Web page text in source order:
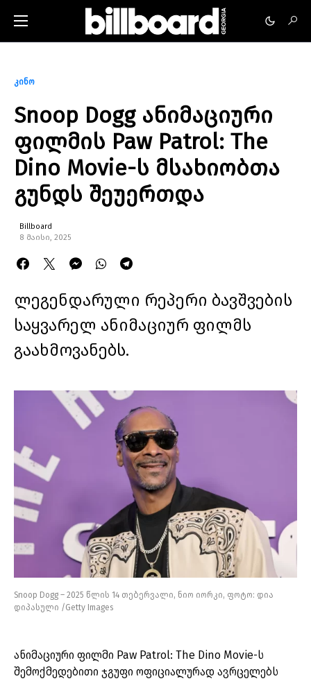
კინო
Snoop Dogg ანიმაციური
ფილმის Paw Patrol: The
Dino Movie-ს მსახიობთა
გუნდს შეუერთდა
Billboard
8 მაისი, 2025
ლეგენდარული რეპერი ბავშვების
საყვარელ ანიმაციურ ფილმს
გაახმოვანებს.
Snoop Dogg – 2025 წლის 14 თებერვალი, ნიო იორკი, ფოტო: დია
დიპასული /Getty Images
ანიმაციური ფილმი Paw Patrol: The Dino Movie-ს
შემოქმედებითი ჯგუფი ოფიციალურად ავრცელებს